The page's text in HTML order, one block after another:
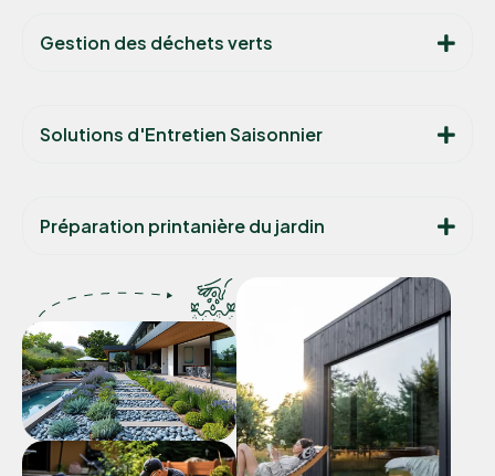
Gestion des déchets verts
Solutions d'Entretien Saisonnier
Préparation printanière du jardin